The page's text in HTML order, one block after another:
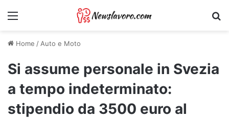
Menu
Home /Auto e Moto
Si assume personale in Svezia
a tempo indeterminato:
stipendio da 3500 euro al